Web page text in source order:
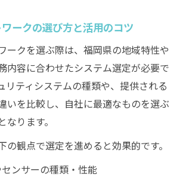
ークの選び方と活用のコツ
ークを選ぶ際は、福岡県の地域特性や
内容に合わせたシステム選定が必要で
リティシステムの種類や、提供される
いを比較し、自社に最適なものを選ぶ
なります。
の観点で選定を進めると効果的です。
ンサーの種類・性能